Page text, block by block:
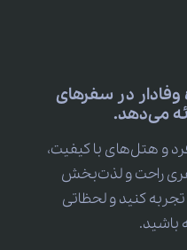
وفادار در سفرهای
می‌دهد.
و هتل‌های با کیفیت،
راحت و لذت‌بخش
تجربه کنید و لحظاتی
باشید.